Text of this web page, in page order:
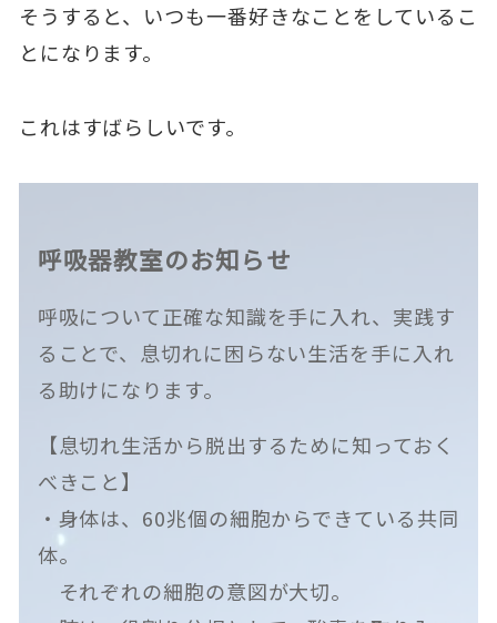
そうすると、いつも一番好きなことをしているこ
とになります。
これはすばらしいです。
呼吸器教室のお知らせ
呼吸について正確な知識を手に入れ、実践す
ることで、息切れに困らない生活を手に入れ
る助けになります。
【息切れ生活から脱出するために知っておく
べきこと】
・身体は、60兆個の細胞からできている共同
体。
それぞれの細胞の意図が大切。